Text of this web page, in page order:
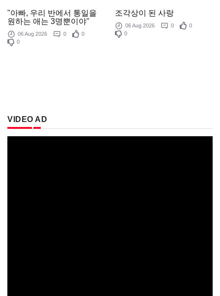
"아빠, 우리 반에서 통일을
원하는 애는 3명뿐이야"
06 Aug 2026 0
0
0
조각상이 된 사랑
06 Aug 2026 0
0
0
VIDEO AD